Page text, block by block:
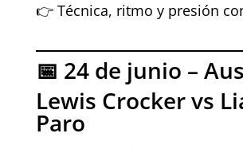
👉 Técnica, ritmo y presión
📅 24 de junio –
Lewis Crocker vs
Paro